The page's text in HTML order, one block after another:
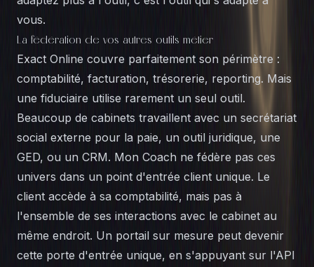
vous.
La fédération de vos autres outils métier
Exact Online couvre parfaitement son périmètre :
comptabilité, facturation, trésorerie, reporting. Mais
une fiduciaire utilise rarement un seul outil.
Beaucoup de cabinets travaillent avec un secrétariat
social externe pour la paie, un outil juridique, une
GED, ou un CRM. Mon Coach ne fédère pas ces
univers dans un point d'entrée client unique. Le
client accède à sa comptabilité, mais pas à
l'ensemble de ses interactions avec le cabinet au
même endroit. Un portail sur mesure peut devenir
cette porte d'entrée unique, en s'appuyant sur l'API